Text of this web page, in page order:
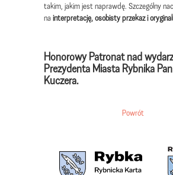
takim, jakim jest naprawdę. Szczególny
na interpretację, osobisty przekaz i
Honorowy Patronat nad
Prezydenta Miasta Rybnika
Kuczera.
Powrót